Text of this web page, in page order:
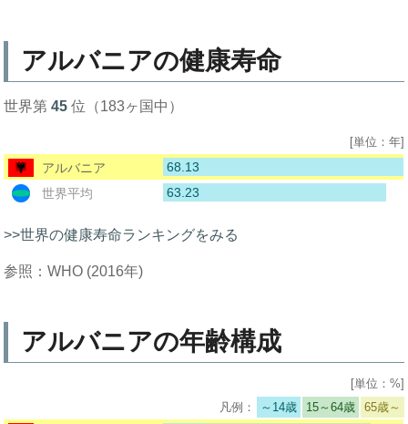
アルバニアの健康寿命
世界第45 位（183ヶ国中）
[単位：年]
アルバニア
68.13
世界平均
63.23
>>世界の健康寿命ランキングをみる
参照：WHO (2016年)
アルバニアの年齢構成
[単位：%]
～14歳
15～64歳 65歳～